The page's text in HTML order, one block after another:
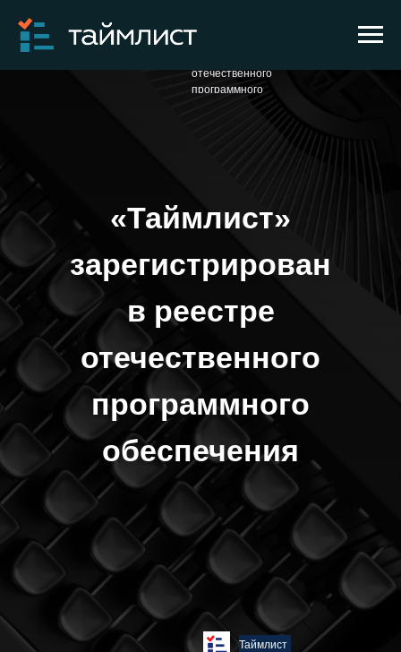
Таймлист
«Таймлист»
зарегистрирован
в реестре
отечественного
программного
обеспечения
отечественного
программного
обеспечения.